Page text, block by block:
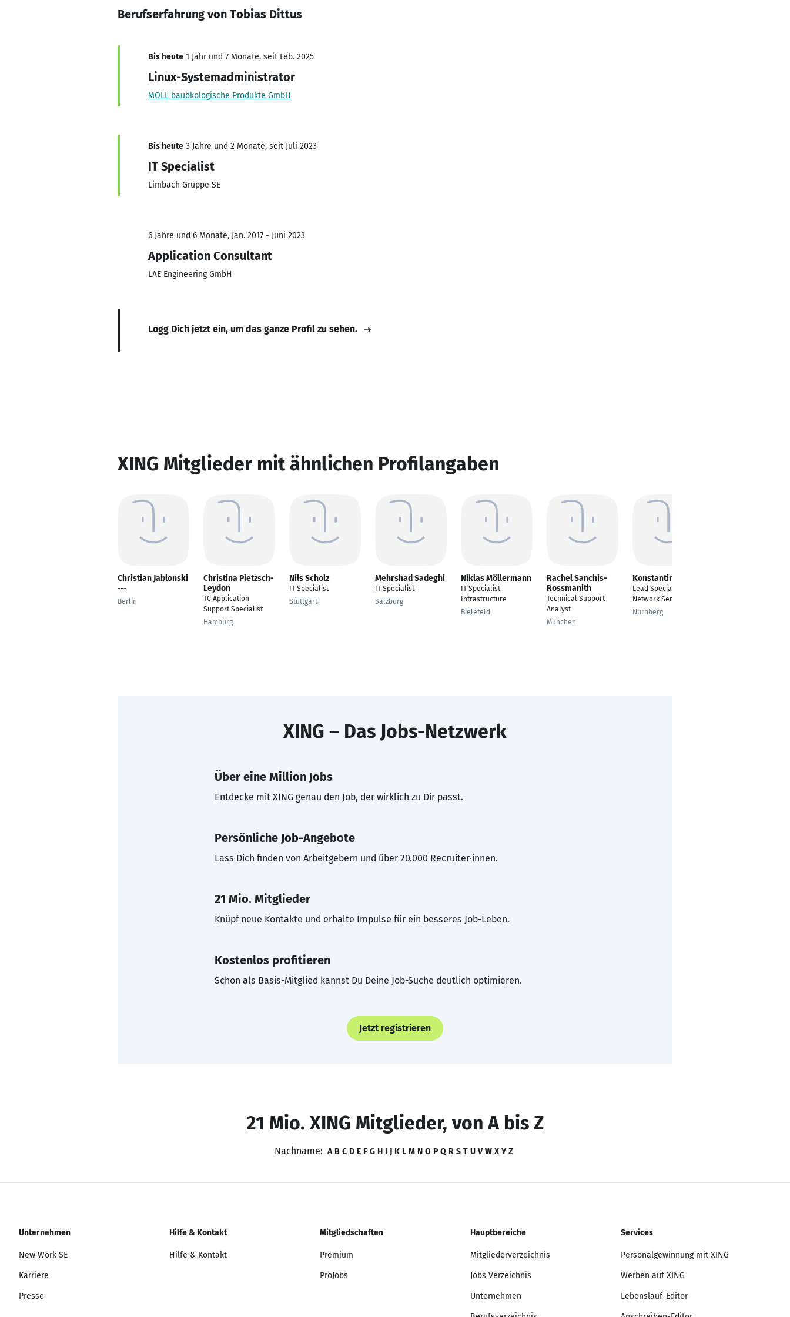
Berufserfahrung von Tobias Dittus
Bis heute 1 Jahr und 7 Monate, seit Feb. 2025
Linux-Systemadministrator
MOLL bauökologische Produkte GmbH
Bis heute 3 Jahre und 2 Monate, seit Juli 2023
IT Specialist
Limbach Gruppe SE
6 Jahre und 6 Monate, Jan. 2017 - Juni 2023
Application Consultant
LAE Engineering GmbH
Logg Dich jetzt ein, um das ganze Profil zu sehen.
XING Mitglieder mit ähnlichen Profilangaben
Christian Jablonski
---
Berlin
Christina Pietzsch-
Leydon
TC Application
Support Specialist
Hamburg
Nils Scholz
IT Specialist
Stuttgart
Mehrshad Sadeghi
IT Specialist
Salzburg
Niklas Möllermann
IT Specialist
Infrastructure
Bielefeld
Rachel Sanchis-
Rossmanith
Technical Support
Analyst
München
Konstantin Haag
Lead Specialist
Network Services
Nürnberg
XING – Das Jobs-Netzwerk
Über eine Million Jobs
Entdecke mit XING genau den Job, der wirklich zu Dir passt.
Persönliche Job-Angebote
Lass Dich finden von Arbeitgebern und über 20.000 Recruiter·innen.
21 Mio. Mitglieder
Knüpf neue Kontakte und erhalte Impulse für ein besseres Job-Leben.
Kostenlos profitieren
Schon als Basis-Mitglied kannst Du Deine Job-Suche deutlich optimieren.
Jetzt registrieren
21 Mio. XING Mitglieder, von A bis Z
Nachname: A B C D E F G H I J K L M N O P Q R S T U V W X Y Z
Unternehmen
New Work SE
Karriere
Presse
Hilfe & Kontakt
Hilfe & Kontakt
Mitgliedschaften
Premium
ProJobs
Hauptbereiche
Mitgliederverzeichnis
Jobs Verzeichnis
Unternehmen
Services
Personalgewinnung mit XING
Werben auf XING
Lebenslauf-Editor